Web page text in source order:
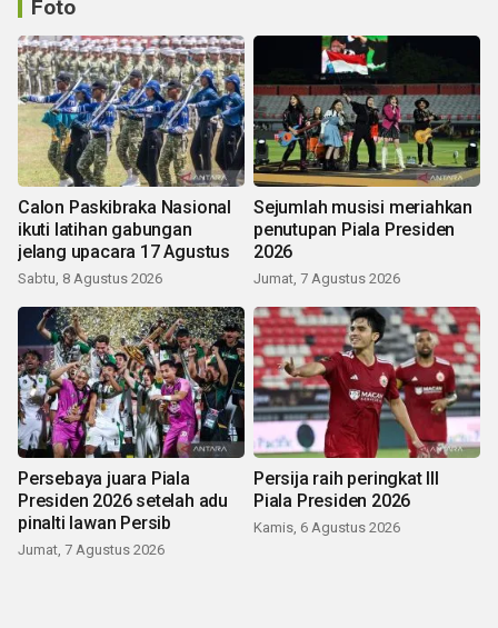
Foto
Calon Paskibraka Nasional
ikuti latihan gabungan
jelang upacara 17 Agustus
Sabtu, 8 Agustus 2026
Sejumlah musisi meriahkan
penutupan Piala Presiden
2026
Jumat, 7 Agustus 2026
Persebaya juara Piala
Presiden 2026 setelah adu
pinalti lawan Persib
Jumat, 7 Agustus 2026
Persija raih peringkat III
Piala Presiden 2026
Kamis, 6 Agustus 2026